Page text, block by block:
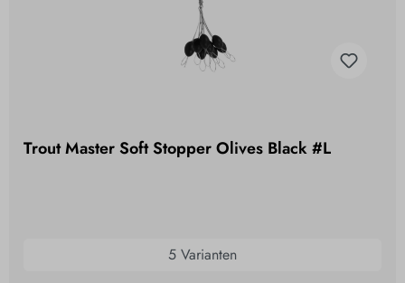
Trout Master Soft Stopper Olives Black #L
5 Varianten